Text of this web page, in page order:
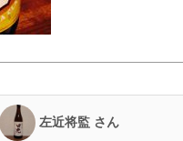
左近将監 さん